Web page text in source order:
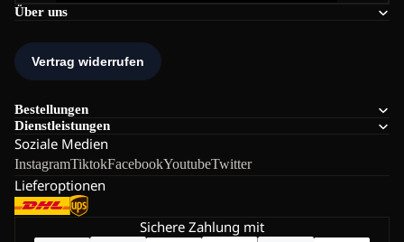
Über uns
Bestellungen
Dienstleistungen
Soziale Medien
InstagramTiktokFacebookYoutubeTwitter
Lieferoptionen
Sichere Zahlung mit